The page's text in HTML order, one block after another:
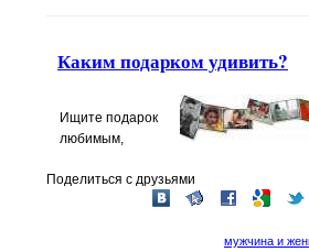
Каким подарком удивить?
Ищите подарок
любимым,
Поделиться с друзьями
мужчина и